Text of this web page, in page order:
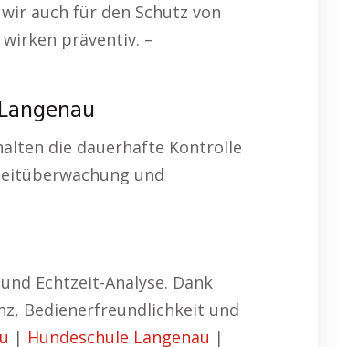
auch für den Schutz von
präventiv. –
die dauerhafte Kontrolle
und
Echtzeit-Analyse. Dank
Bedienerfreundlichkeit und
| Hundeschule Langenau |